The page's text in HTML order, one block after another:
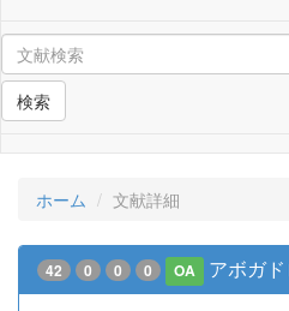
検索
ホーム 文献詳細
42 0 0 0 OA アボガ